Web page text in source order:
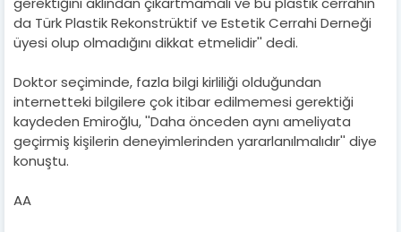
da Türk Plastik Rekonstrüktif ve Estetik Cerrahi Derneği
üyesi olup olmadığını dikkat etmelidir'' dedi.
Doktor seçiminde, fazla bilgi kirliliği olduğundan
internetteki bilgilere çok itibar edilmemesi gerektiği
kaydeden Emiroğlu, ''Daha önceden aynı ameliyata
geçirmiş kişilerin deneyimlerinden yararlanılmalıdır'' diye
konuştu.
AA